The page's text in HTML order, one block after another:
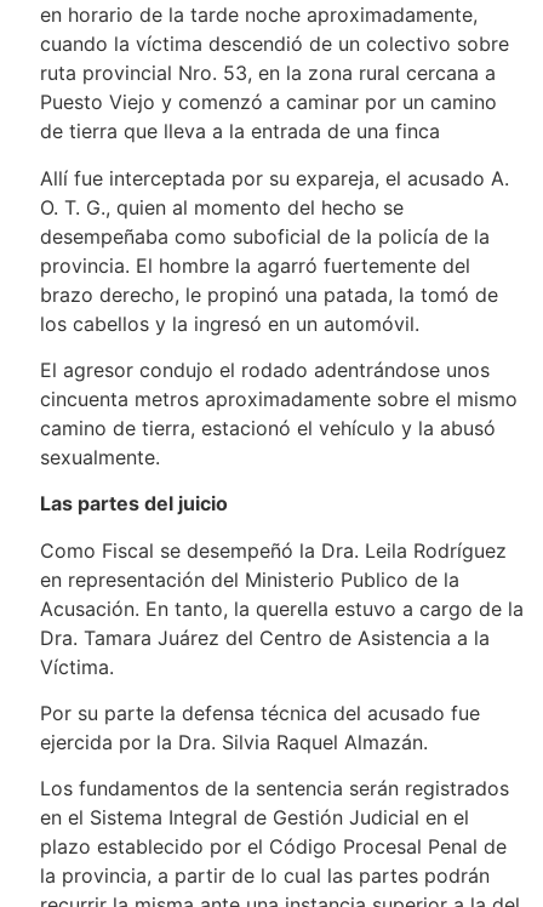
en horario de la tarde noche aproximadamente,
cuando la víctima descendió de un colectivo sobre
ruta provincial Nro. 53, en la zona rural cercana a
Puesto Viejo y comenzó a caminar por un camino
de tierra que lleva a la entrada de una finca
Allí fue interceptada por su expareja, el acusado A.
O. T. G., quien al momento del hecho se
desempeñaba como suboficial de la policía de la
provincia. El hombre la agarró fuertemente del
brazo derecho, le propinó una patada, la tomó de
los cabellos y la ingresó en un automóvil.
El agresor condujo el rodado adentrándose unos
cincuenta metros aproximadamente sobre el mismo
camino de tierra, estacionó el vehículo y la abusó
sexualmente.
Las partes del juicio
Como Fiscal se desempeñó la Dra. Leila Rodríguez
en representación del Ministerio Publico de la
Acusación. En tanto, la querella estuvo a cargo de la
Dra. Tamara Juárez del Centro de Asistencia a la
Víctima.
Por su parte la defensa técnica del acusado fue
ejercida por la Dra. Silvia Raquel Almazán.
Los fundamentos de la sentencia serán registrados
en el Sistema Integral de Gestión Judicial en el
plazo establecido por el Código Procesal Penal de
la provincia, a partir de lo cual las partes podrán